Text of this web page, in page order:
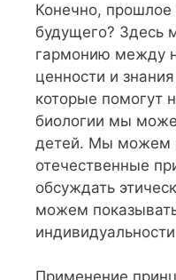
Конечно, прошлое
будущего? Здесь
гармонию между
ценности и
которые помогут
биологии мы
детей. Мы можем
отечественные
обсуждать
можем
Применение